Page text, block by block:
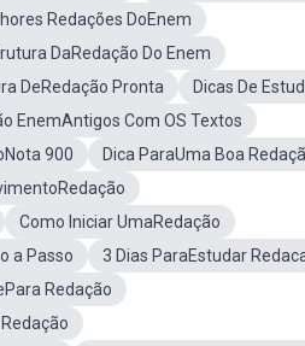
Redações DoEnem
DaRedação Do Enem
DeRedação Pronta
Dicas De
EnemAntigos Com OS Textos
900
Dica ParaUma Boa
Como Iniciar UmaRedação
a Passo
3 Dias ParaEstudar
Redação